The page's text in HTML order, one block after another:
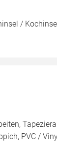
/
PVC /